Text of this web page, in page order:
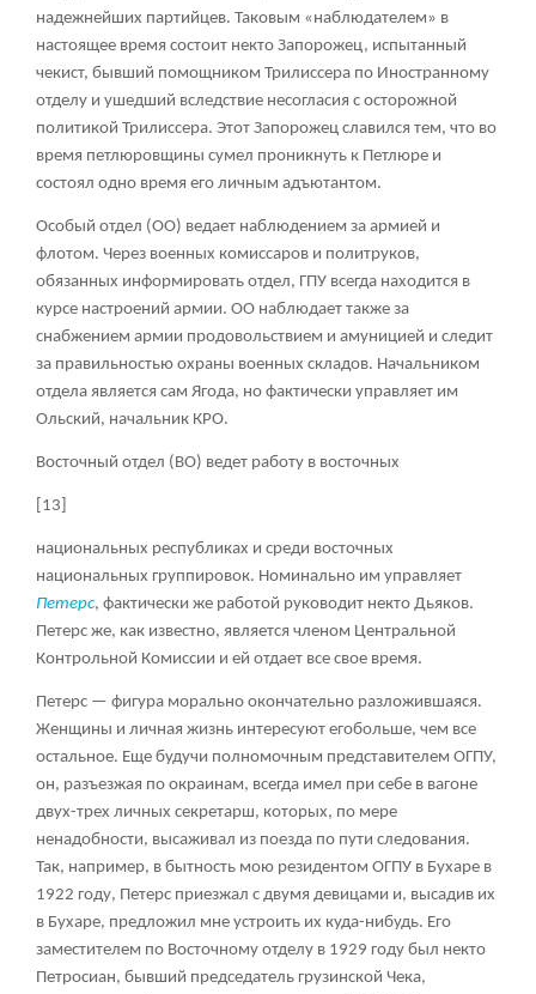
надежнейших партийцев. Таковым «наблюдателем» в
настоящее время состоит некто Запорожец, испытанный
чекист, бывший помощником Трилиссера по Иностранному
отделу и ушедший вследствие несогласия с осторожной
политикой Трилиссера. Этот Запорожец славился тем, что во
время петлюровщины сумел проникнуть к Петлюре и
состоял одно время его личным адъютантом.
Особый отдел (ОО) ведает наблюдением за армией и
флотом. Через военных комиссаров и политруков,
обязанных информировать отдел, ГПУ всегда находится в
курсе настроений армии. ОО наблюдает также за
снабжением армии продовольствием и амуницией и следит
за правильностью охраны военных складов. Начальником
отдела является сам Ягода, но фактически управляет им
Ольский, начальник КРО.
Восточный отдел (ВО) ведет работу в восточных
[13]
национальных республиках и среди восточных
национальных группировок. Номинально им управляет
Петерс, фактически же работой руководит некто Дьяков.
Петерс же, как известно, является членом Центральной
Контрольной Комиссии и ей отдает все свое время.
Петерс — фигура морально окончательно разложившаяся.
Женщины и личная жизнь интересуют егобольше, чем все
остальное. Еще будучи полномочным представителем ОГПУ,
он, разъезжая по окраинам, всегда имел при себе в вагоне
двух-трех личных секретарш, которых, по мере
ненадобности, высаживал из поезда по пути следования.
Так, например, в бытность мою резидентом ОГПУ в Бухаре в
1922 году, Петерс приезжал с двумя девицами и, высадив их
в Бухаре, предложил мне устроить их куда-нибудь. Его
заместителем по Восточному отделу в 1929 году был некто
Петросиан, бывший председатель грузинской Чека,